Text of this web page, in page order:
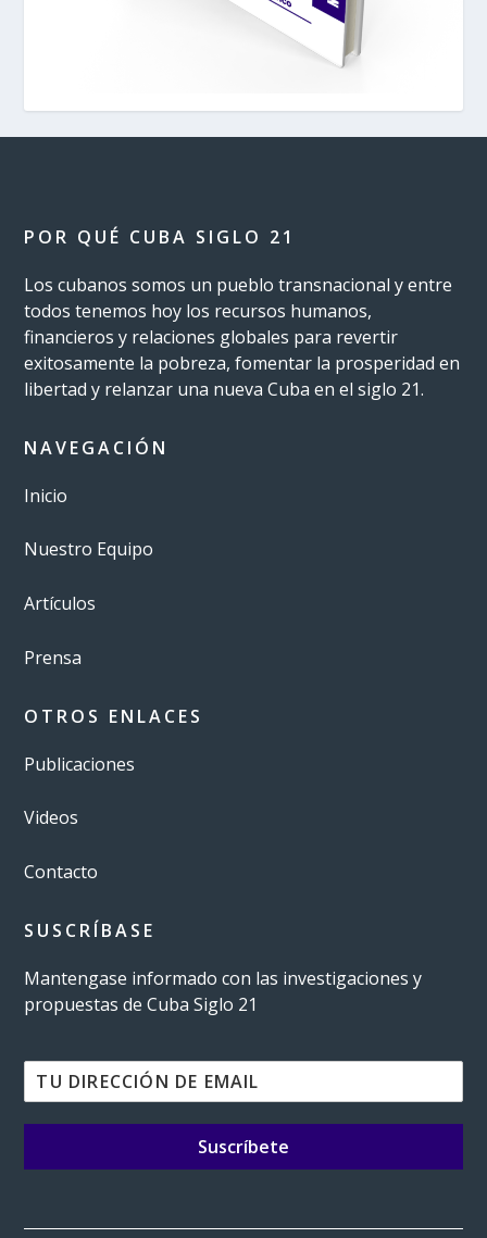
POR QUÉ CUBA SIGLO 21
Los cubanos somos un pueblo transnacional y entre
todos tenemos hoy los recursos humanos,
financieros y relaciones globales para revertir
exitosamente la pobreza, fomentar la prosperidad en
libertad y relanzar una nueva Cuba en el siglo 21.
NAVEGACIÓN
Inicio
Nuestro Equipo
Artículos
Prensa
OTROS ENLACES
Publicaciones
Videos
Contacto
SUSCRÍBASE
Mantengase informado con las investigaciones y
propuestas de Cuba Siglo 21
Suscríbete